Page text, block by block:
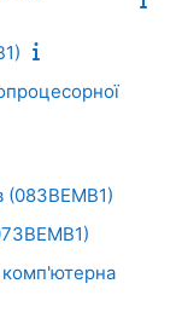
(08ЗВЕМВ1)
комп'ютерна